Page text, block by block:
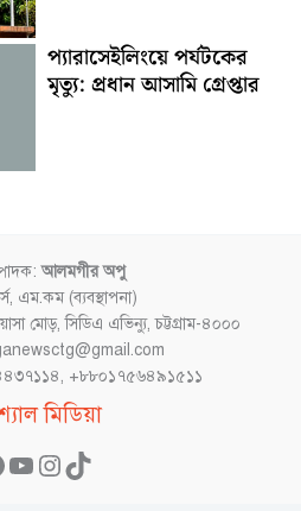
প্যারাসেইলিংয়ে পর্যটকের
মৃত্যু: প্রধান আসামি গ্রেপ্তার
আলমগীর অপু
এম.কম (ব্যবস্থাপনা)
মোড়, সিডিএ এভিন্যু, চট্টগ্রাম-৪০০০
+৮৮০১৭৫৬৪৯১৫১১
মিডিয়া
YouTube
Instagram
TikTok